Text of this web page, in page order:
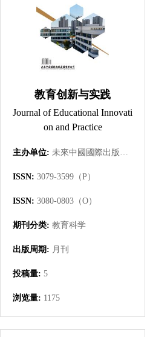
教育创新与实践
Journal of Educational Innovati
on and Practice
主办单位: 未來中國國際出版集團有限公司
ISSN: 3079-3599（P）
ISSN: 3080-0803（O）
期刊分类: 教育科学
出版周期: 月刊
投稿量: 5
浏览量: 1175